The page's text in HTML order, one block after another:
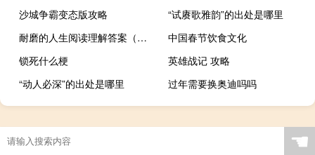
沙城争霸变态版攻略
“试赓歌雅韵”的出处是哪里
耐磨的人生阅读理解答案（耐磨的人生阅读答案）
中国春节饮食文化
锁死什么梗
英雄战记 攻略
“动人必深”的出处是哪里
过年需要换奥迪吗吗
☚